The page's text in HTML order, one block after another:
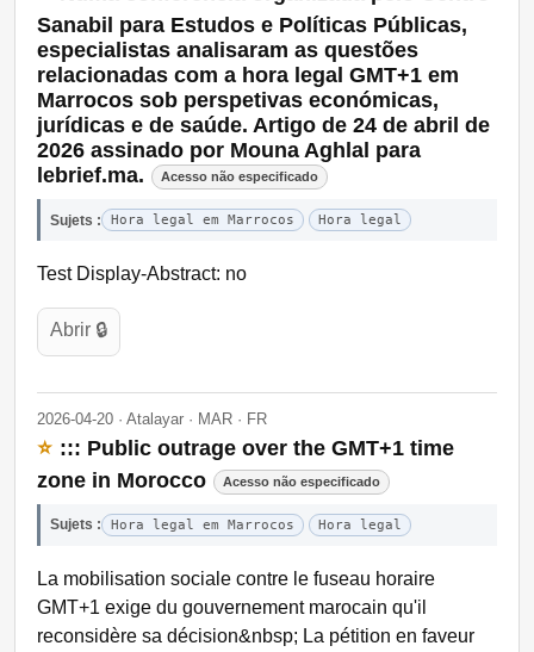
Sanabil para Estudos e Políticas Públicas,
especialistas analisaram as questões
relacionadas com a hora legal GMT+1 em
Marrocos sob perspetivas económicas,
jurídicas e de saúde. Artigo de 24 de abril de
2026 assinado por Mouna Aghlal para
lebrief.ma.
Acesso não especificado
Sujets : Hora legal em Marrocos Hora legal
Test Display-Abstract: no
Abrir 🔒
2026-04-20 · Atalayar · MAR · FR
⭐ ::: Public outrage over the GMT+1 time
zone in Morocco
Acesso não especificado
Sujets : Hora legal em Marrocos Hora legal
La mobilisation sociale contre le fuseau horaire
GMT+1 exige du gouvernement marocain qu'il
reconsidère sa décision&nbsp; La pétition en faveur